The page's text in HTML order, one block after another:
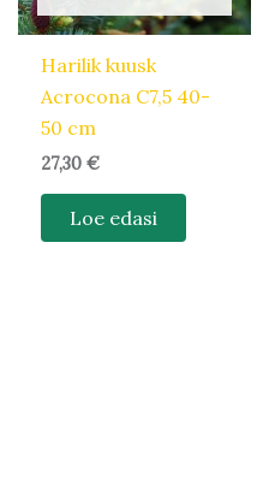
Harilik kuusk
Acrocona C7,5 40-
50 cm
27,30€
Loe edasi